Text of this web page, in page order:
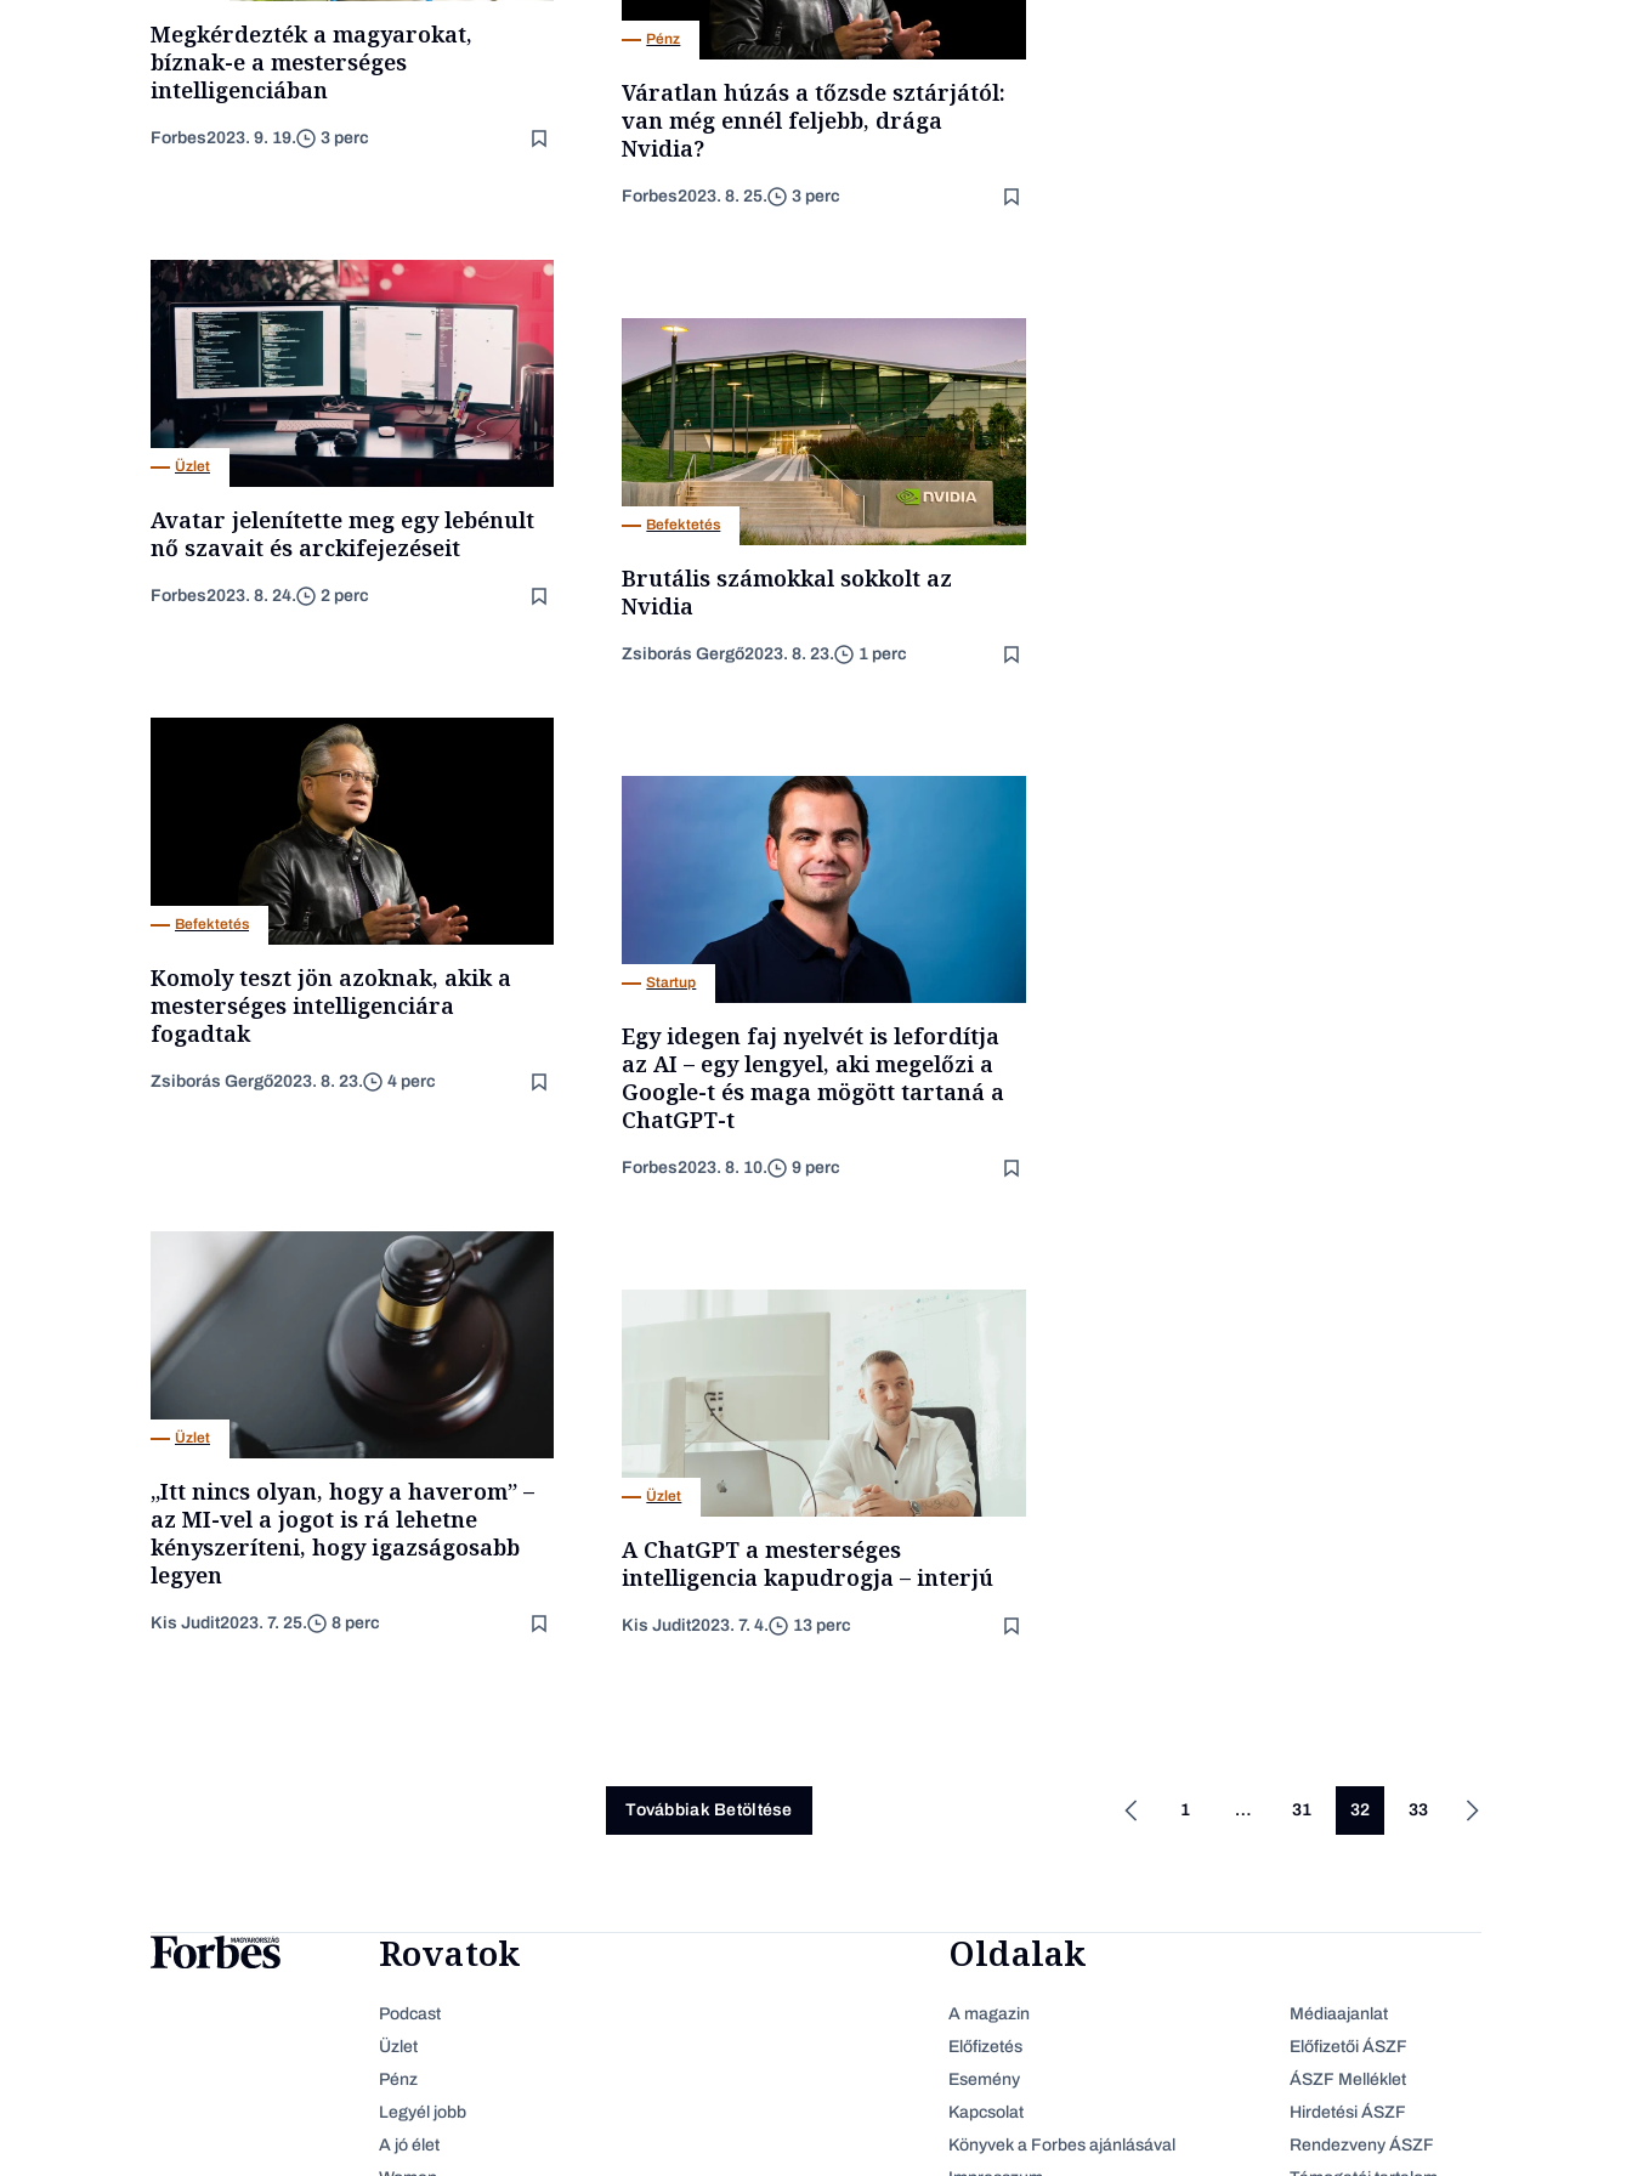
Megkérdezték a magyarokat,
bíznak-e a mesterséges
intelligenciában
Forbes2023. 9. 19. 3 perc
Pénz
Váratlan húzás a tőzsde sztárjától:
van még ennél feljebb, drága
Nvidia?
Forbes2023. 8. 25. 3 perc
Üzlet
Avatar jelenítette meg egy lebénult
nő szavait és arckifejezéseit
Forbes2023. 8. 24. 2 perc
Befektetés
Brutális számokkal sokkolt az
Nvidia
Zsiborás Gergő2023. 8. 23. 1 perc
Befektetés
Komoly teszt jön azoknak, akik a
mesterséges intelligenciára
fogadtak
Zsiborás Gergő2023. 8. 23. 4 perc
Startup
Egy idegen faj nyelvét is lefordítja
az AI – egy lengyel, aki megelőzi a
Google-t és maga mögött tartaná a
ChatGPT-t
Forbes2023. 8. 10. 9 perc
Üzlet
„Itt nincs olyan, hogy a haverom” –
az MI-vel a jogot is rá lehetne
kényszeríteni, hogy igazságosabb
legyen
Kis Judit2023. 7. 25. 8 perc
Üzlet
A ChatGPT a mesterséges
intelligencia kapudrogja – interjú
Kis Judit2023. 7. 4. 13 perc
Továbbiak Betöltése 1 … 31 32 33
Rovatok
Podcast
Üzlet
Pénz
Legyél jobb
A jó élet
Oldalak
A magazin
Előfizetés
Esemény
Kapcsolat
Könyvek a Forbes ajánlásával
Médiaajanlat
Előfizetői ÁSZF
ÁSZF Melléklet
Hirdetési ÁSZF
Rendezveny ÁSZF